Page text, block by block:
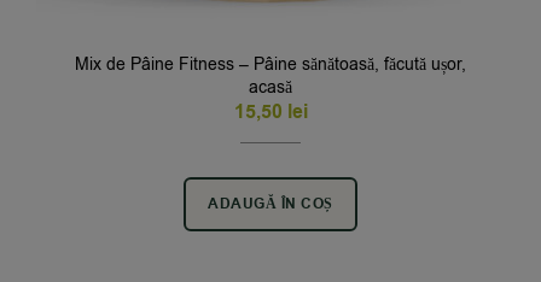
Mix de Pâine Fitness – Pâine sănătoasă, făcută ușor,
acasă
15,50 lei
ADAUGĂ ÎN COȘ